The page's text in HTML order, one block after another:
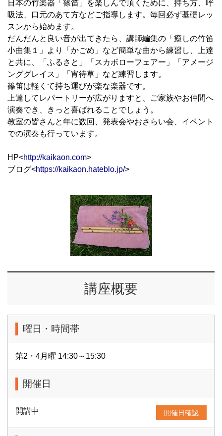
日本の竹楽器「篠笛」を楽しんで頂くために、持ち方、呼
吸法、口元のあて方などご指導します。毎回必ず基礎レッ
スンから始めます。
だんだんと良い音が出てきたら、講師編集の「癒しの竹笛
小曲集１」より「かごめ」など簡単な曲から練習し、上達
と共に、「ふるさと」「スカボローフェアー」「アメージ
ンググレイス」「宵待草」など練習します。
篠笛は軽くて持ち運びが楽な楽器です。
上達してレパートリーが広がりますと、ご家族やお仲間へ
演奏でき、きっと喜ばれることでしょう。
教室の皆さんと年に数回、発表会やおさらい会、イベント
での演奏も行っています。
HP<http://kaikaon.com>
ブログ<https://kaikaon.hateblo.jp/>
講座概要
曜日・時間帯
第2・4月曜 14:30～15:30
開催日
開講中 開催日確認